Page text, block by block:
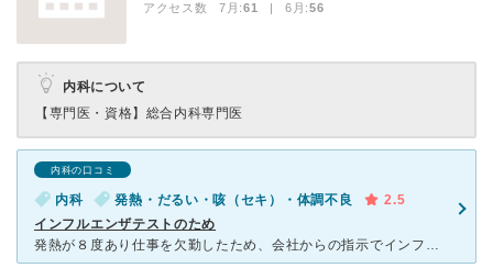
アクセス数 7月:61 | 6月:56
内科について
【専門医・資格】 総合内科専門医
内科の口コミ
内科 発熱・だるい・咳（セキ）・体調不良
2.5
インフルエンザテストのため
発熱が８度あり仕事を欠勤したため、会社からの指示でインフルエンザテストを受けに利用いたしました。 風邪の診察と５分程度のインフルエンザテストを受け、すぐに結果がでて陰性でした。通常の風邪だったた